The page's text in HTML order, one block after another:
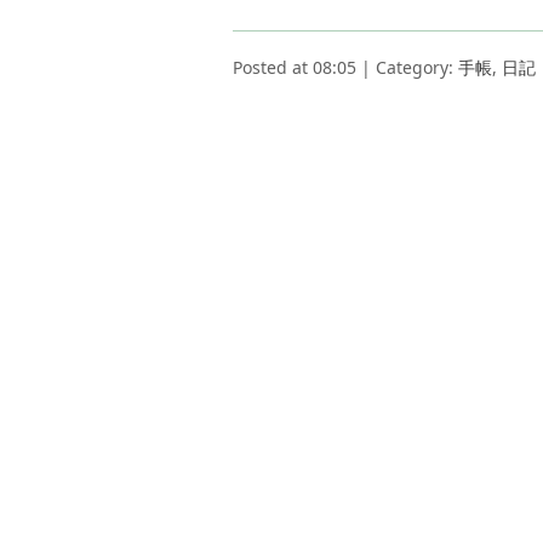
Posted at 08:05 | Category: 手帳, 日記